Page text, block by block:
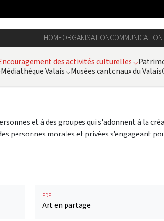
HOMEORGANISATIONCOMMUNICATION
des activités culturelles ⌵
Médiathèque Valais ⌵Musées cantonaux du Valais
et à des groupes qui s'adonnent à la
personnes morales et privées s’engageant
PDF
Art en partage